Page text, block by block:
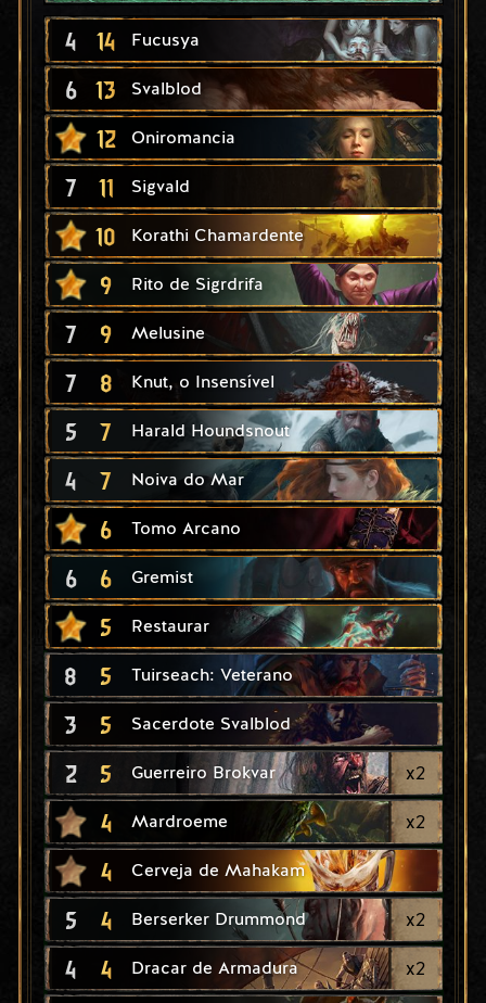
4 14 Fucusya
6 13 Svalblod
12 Oniromancia
7 11 Sigvald
10 Korathi Chamardente
9 Rito de Sigrdrifa
7 9 Melusine
7 8 Knut, o Insensível
5 7 Harald Houndsnout
4 7 Noiva do Mar
6 Tomo Arcano
6 6 Gremist
5 Restaurar
8 5 Tuirseach: Veterano
3 5 Sacerdote Svalblod
2 5 Guerreiro Brokvar x2
4 Mardroeme x2
4 Cerveja de Mahakam
5 4 Berserker Drummond x2
4 4 Dracar de Armadura x2